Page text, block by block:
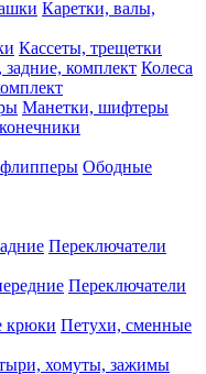
Каретки, валы,
Кассеты, трещетки
Колеса
Манетки, шифтеры
Ободные
Переключатели
Переключатели
Петухи, сменные